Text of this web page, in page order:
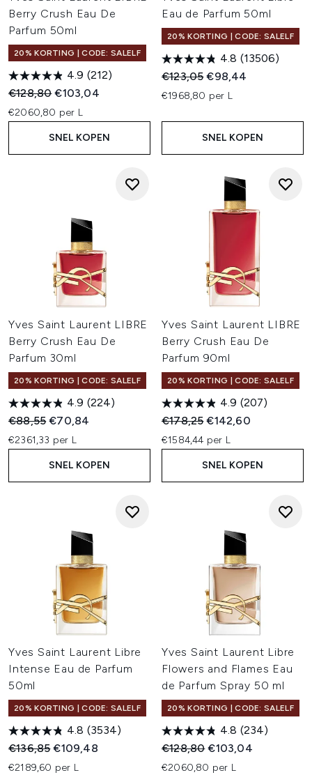
Berry Crush Eau De
Parfum 50ml
20% KORTING | CODE: SALELF
4.9 (212)
Recommended Retail Price:
€128,80Huidige prijs:
€103,04
€2060,80 per L
SNEL KOPEN
Eau de Parfum 50ml
20% KORTING | CODE: SALELF
4.8 (13506)
Recommended Retail Price:
€123,05Huidige prijs:
€98,44
€1968,80 per L
SNEL KOPEN
Yves Saint Laurent LIBRE
Berry Crush Eau De
Parfum 30ml
20% KORTING | CODE: SALELF
4.9 (224)
Recommended Retail Price:
€88,55Huidige prijs:
€70,84
€2361,33 per L
SNEL KOPEN
Yves Saint Laurent LIBRE
Berry Crush Eau De
Parfum 90ml
20% KORTING | CODE: SALELF
4.9 (207)
Recommended Retail Price:
€178,25Huidige prijs:
€142,60
€1584,44 per L
SNEL KOPEN
Yves Saint Laurent Libre
Intense Eau de Parfum
50ml
20% KORTING | CODE: SALELF
4.8 (3534)
Recommended Retail Price:
€136,85Huidige prijs:
€109,48
€2189,60 per L
Yves Saint Laurent Libre
Flowers and Flames Eau
de Parfum Spray 50 ml
20% KORTING | CODE: SALELF
4.8 (234)
Recommended Retail Price:
€128,80Huidige prijs:
€103,04
€2060,80 per L